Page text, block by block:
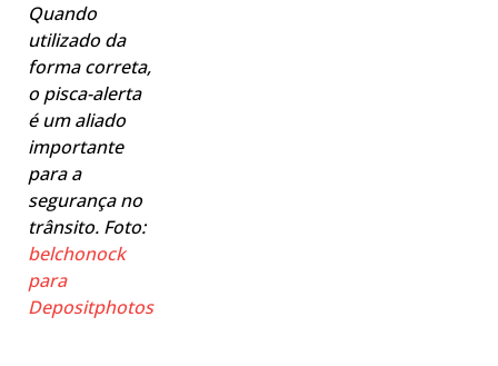
Quando
utilizado da
forma correta,
o pisca-alerta
é um aliado
importante
para a
segurança no
trânsito. Foto:
belchonock
para
Depositphotos